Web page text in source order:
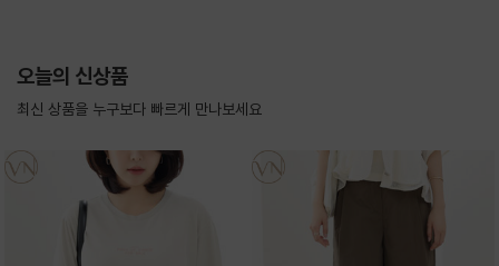
오늘의 신상품
최신 상품을 누구보다 빠르게 만나보세요